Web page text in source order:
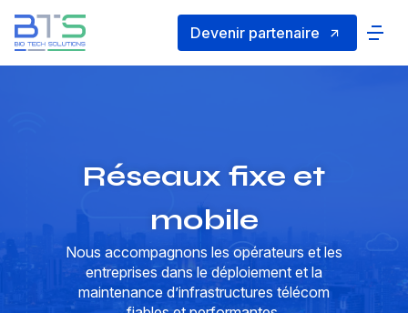
Devenir partenaire
Réseaux fixe et
mobile
Nous accompagnons les opérateurs et les
entreprises dans le déploiement et la
maintenance d’infrastructures télécom